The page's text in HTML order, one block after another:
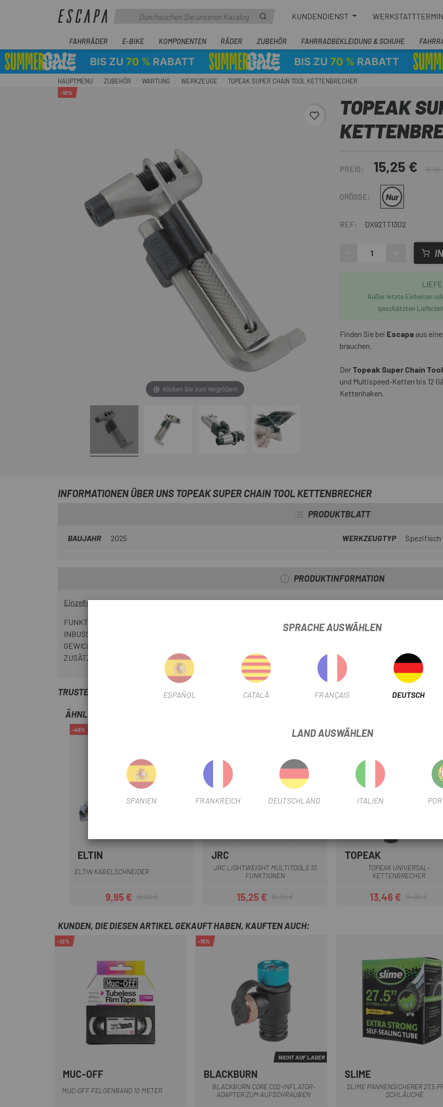
KUNDENDIENST WERKSTATTTERMIN
FAHRRÄDER E-BIKE KOMPONENTEN RÄDER ZUBEHÖR FAHRRADBEKLEIDUNG & SCHUHE
HAUPTMENU ZUBEHÖR WARTUNG WERKZEUGE TOPEAK SUPER CHAIN TOOL KETTENBRECHER
favorite_border
-10%
Klicken Sie zum Vergrößern
TOPEAK
PREIS: 15,25 € 16,95
GRÖSSE: Nur
REF: DX92TT1302
Außer letzte Einheiten
geschätzten
Finden Sie bei Escapa aus
brauchen.
Der Topeak Super Chain Tool
und Multispeed-Ketten bis 12
Kettenhaken.
INFORMATIONEN ÜBER UNS TOPEAK SUPER CHAIN TOOL KETTENBRECHER
PRODUKTBLATT
BAUJAHR 2025 WERKZEUGTYP Spezifisch
PRODUKTINFORMATION
Einzelheiten:
FUNKTIONEN:7
INBUSSCHLÜSSEL: 5/6 mm
GEWICHT: 65g
ZUSÄTZLICHE FUNKTIONEN: Kettenglied-Sekundärzaun, Kettenstiftschalter, Kettenstifthalter
TRUSTED SHOPS REVIEWS
ÄHNLICHE PRODUKTE
-45%
ELTIN
ELTIN KABELSCHNEIDER
Preis
9,95 €Regulärer Preis
18,30 €
JRC
JRC LIGHTWEIGHT MULTITOOLS 10
FUNKTIONEN
Preis
15,25 €Regulärer Preis
16,95 €
-10%
TOPEAK
TOPEAK UNIVERSAL-
KETTENBRECHER
Preis
13,46 €Regulärer Preis
14,95 €
KUNDEN, DIE DIESEN ARTIKEL GEKAUFT HABEN, KAUFTEN AUCH:
-12%
MUC-OFF
MUC-OFF FELGENBAND 10 METER
-15%
NICHT AUF LAGER
BLACKBURN
BLACKBURN CORE CO2-INFLATOR-
ADAPTER ZUM AUFSCHRAUBEN
SLIME
SLIME PANNENSICHERER 27,5
SCHLÄUCHE
SPRACHE AUSWÄHLEN
ESPAÑOL CATALÀ FRANÇAIS DEUTSCH
LAND AUSWÄHLEN
SPANIEN FRANKREICH DEUTSCHLAND ITALIEN